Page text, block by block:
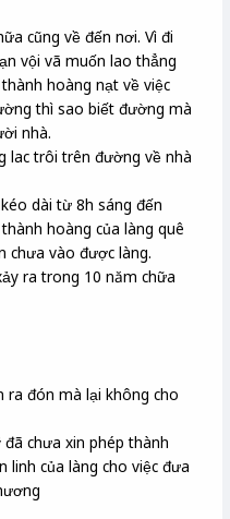
cũng về đến nơi. Vì đi
vội vã muốn lao thẳng
hoàng nạt về việc
thì sao biết đường mà
nhà.
lac trôi trên đường về nhà
dài từ 8h sáng đến
hoàng của làng quê
chưa vào được làng.
ra trong 10 năm chữa
ra đón mà lại không cho
chưa xin phép thành
linh của làng cho việc đưa